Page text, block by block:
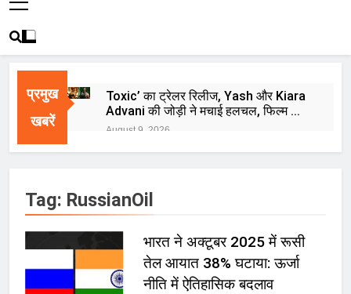
प्रमुख
खबरें
Toxic’ का ट्रेलर रिलीज, Yash और Kiara
Advani की जोड़ी ने मचाई हलचल, फिल्म को
लेकर बढ़ी दर्शकों की उत्सुकता
August 9, 2026
innovation
खास खबर | NEET-UG पेपर लीक पर CBI
का बड़ा खुलासा; NTA से जुड़े एक्सपर्ट्स पर
आरोप
August 9, 2026
राष्ट्रीय | Heavy Rain Alert: दिल्ली-NCR
समेत कई राज्यों में भारी बारिश का अलर्ट,
Kerala और Odisha में भी बढ़ी चिंता
August 8, 2026
Tag: RussianOil
भारत ने अक्टूबर 2025 में रूसी
तेल आयात 38% घटाया: ऊर्जा
नीति में ऐतिहासिक बदलाव